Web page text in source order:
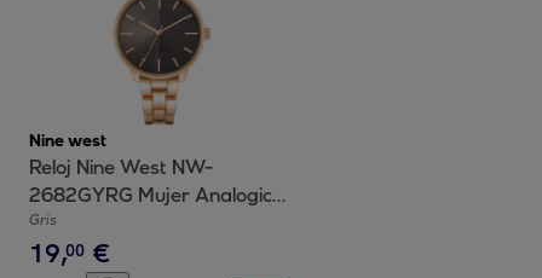
Nine west
Reloj Nine West NW-
2682GYRG Mujer Analogico
Cuarzo con Correa de Metal
Gris
19,00 €